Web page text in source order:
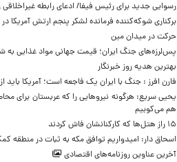
رسوایی جدید برای رئیس فیفا/ ادعای رابطه غیراخلاقی و
برکناری شوکه‌کننده فرمانده لشکر پنجم ارتش آمریکا در
حركت در ميدان مين
پس‌لرزه‌های جنگ ایران؛ قیمت جهانی مواد غذایی
بهترین هدیه روز خبرنگار
فارن افرز : جنگ با ایران یک فاجعه است؛ آمریکا باید
یحیی سریع: هرگونه نیروهایی را که عربستان برای
هم می‌کوبیم
۱۵ راز هتل‌ها که کارکنانشان فاش کردند
اسحاق دار: امیدواریم توافق مکه به ثبات در منطقه
آخرین عناوین روزنامه‌های اقتصادی